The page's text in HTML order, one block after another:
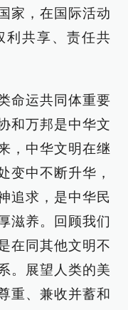
家，在国际活动
利共享、责任共
命运共同体重要
和万邦是中华文
，中华文明在继
变中不断升华，
追求，是中华民
滋养。回顾我们
在同其他文明不
。展望人类的美
重、兼收并蓄和